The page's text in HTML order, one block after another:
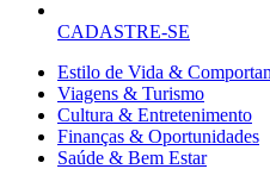
CADASTRE-SE
Estilo de Vida &
Viagens & Turismo
Cultura & Entretenimento
Finanças & Oportunidades
Saúde & Bem Estar